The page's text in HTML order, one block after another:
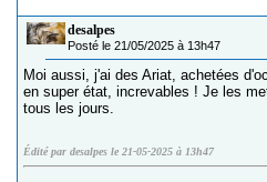
desalpes
Posté le 21/05/2025 à 13h47
Moi aussi, j'ai des Ariat, achetées
en super état, increvables ! Je les
tous les jours.
Édité par desalpes le 21-05-2025 à 13h47